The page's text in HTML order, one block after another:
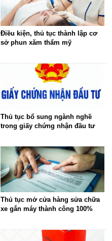
Điều kiện, thủ tục thành lập cơ
sở phun xăm thẩm mỹ
Thủ tục bổ sung ngành nghề
trong giấy chứng nhận đầu tư
Thủ tục mở cửa hàng sửa chữa
xe gắn máy thành công 100%